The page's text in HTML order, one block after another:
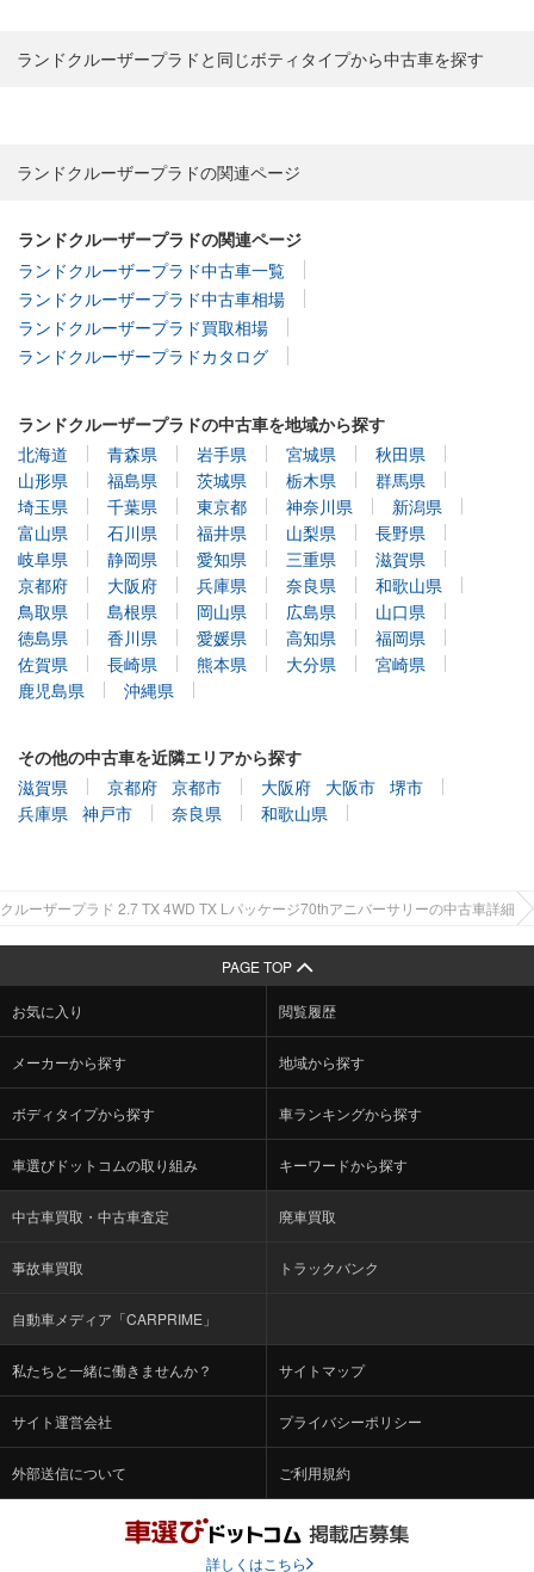
ランドクルーザープラドと同じボティタイプから中古車を探す
ランドクルーザープラドの関連ページ
ランドクルーザープラドの関連ページ
ランドクルーザープラド中古車一覧
ランドクルーザープラド中古車相場
ランドクルーザープラド買取相場
ランドクルーザープラドカタログ
ランドクルーザープラドの中古車を地域から探す
北海道
青森県 岩手県 宮城県
秋田県
山形県
福島県 茨城県 栃木県
群馬県
埼玉県
千葉県 東京都 神奈川県
新潟県
富山県
石川県 福井県 山梨県
長野県
岐阜県
静岡県 愛知県 三重県
滋賀県
京都府
大阪府 兵庫県 奈良県
和歌山県
鳥取県
島根県 岡山県 広島県
山口県
徳島県
香川県 愛媛県 高知県
福岡県
佐賀県
長崎県 熊本県 大分県
宮崎県
鹿児島県
沖縄県
その他の中古車を近隣エリアから探す
滋賀県
京都府 京都市 大阪府 大阪市 堺市
兵庫県
神戸市 奈良県 和歌山県
ルーザープラド 2.7 TX 4WD TX Lパッケージ70thアニバーサリーの中古車詳細
PAGE TOP
お気に入り 閲覧履歴
メーカーから探す 地域から探す
ボディタイプから探す 車ランキングから探す
車選びドットコムの取り組み キーワードから探す
中古車買取・中古車査定 廃車買取
事故車買取 トラックバンク
自動車メディア「CARPRIME」
私たちと一緒に働きませんか？ サイトマップ
サイト運営会社 プライバシーポリシー
外部送信について ご利用規約
詳しくはこちら